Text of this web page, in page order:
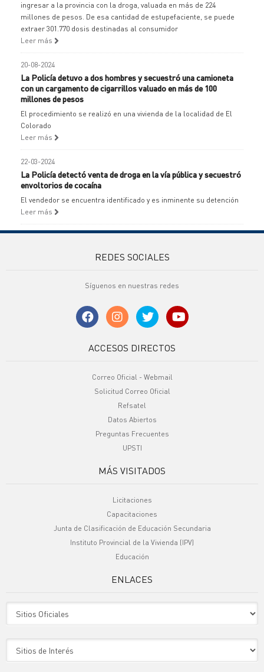
ingresar a la provincia con la droga, valuada en más de 224
millones de pesos. De esa cantidad de estupefaciente, se puede
extraer 301.770 dosis destinadas al consumidor
Leer más
20-08-2024
La Policía detuvo a dos hombres y secuestró una camioneta
con un cargamento de cigarrillos valuado en más de 100
millones de pesos
El procedimiento se realizó en una vivienda de la localidad de El
Colorado
Leer más
22-03-2024
La Policía detectó venta de droga en la vía pública y secuestró
envoltorios de cocaína
El vendedor se encuentra identificado y es inminente su detención
Leer más
REDES SOCIALES
Síguenos en nuestras redes
ACCESOS DIRECTOS
Correo Oficial - Webmail
Solicitud Correo Oficial
Refsatel
Datos Abiertos
Preguntas Frecuentes
UPSTI
MÁS VISITADOS
Licitaciones
Capacitaciones
Junta de Clasificación de Educación Secundaria
Instituto Provincial de la Vivienda (IPV)
Educación
ENLACES